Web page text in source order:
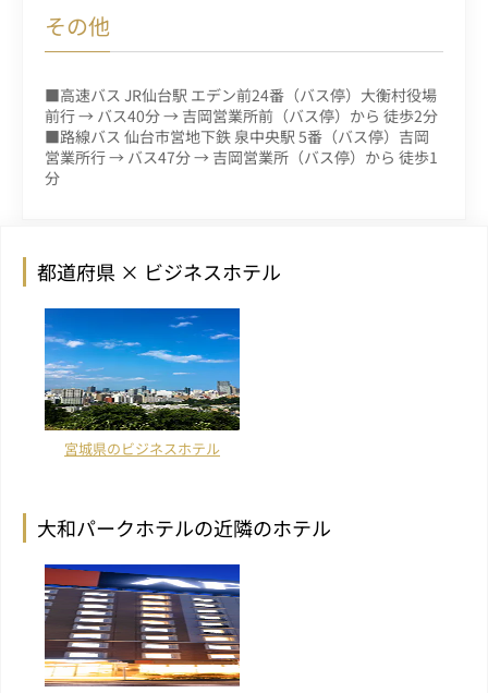
その他
■高速バス JR仙台駅 エデン前24番（バス停）大衡村役場
前行 → バス40分 → 吉岡営業所前（バス停）から 徒歩2分
■路線バス 仙台市営地下鉄 泉中央駅 5番（バス停）吉岡
営業所行 → バス47分 → 吉岡営業所（バス停）から 徒歩1
分
都道府県 × ビジネスホテル
宮城県のビジネスホテル
大和パークホテルの近隣のホテル